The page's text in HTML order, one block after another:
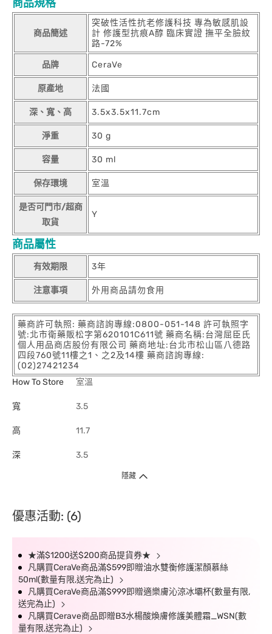
商品規格
商品簡述
突破性活性抗老修護科技 專為敏感肌設
計 修護型抗痕A醇 臨床實證 撫平全臉紋
路-72%
品牌 CeraVe
原產地 法國
深、寬、高 3.5x3.5x11.7cm
淨重 30 g
容量 30 ml
保存環境 室溫
是否可門市/超商
取貨
Y
商品屬性
有效期限 3年
注意事項 外用商品請勿食用
藥商許可執照: 藥商諮詢專線:0800-051-148 許可執照字
號:北市衛藥販松字第620101C611號 藥商名稱:台灣屈臣氏
個人用品商店股份有限公司 藥商地址:台北市松山區八德路
四段760號11樓之1、之2及14樓 藥商諮詢專線:
(02)27421234
How To Store
室溫
寬 3.5
高 11.7
深 3.5
隱藏
優惠活動: (6)
★滿$1200送$200商品提貨券★
凡購買CeraVe商品滿$599即贈油水雙衡修護潔顏慕絲
50ml(數量有限,送完為止)
凡購買CeraVe商品滿$999即贈適樂膚沁涼冰壩杯(數量有限,
送完為止)
凡購買Cerave商品即贈B3水楊酸煥膚修護美體霜_WSN(數
量有限,送完為止)